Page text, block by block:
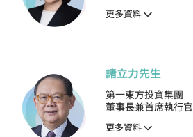
更多資料
諸立力先生
第一東方投資集團
董事長兼首席執行官
更多資料